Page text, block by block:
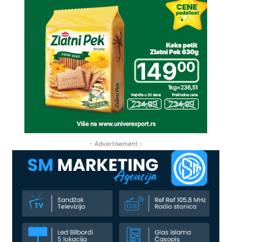
- Advertisement -